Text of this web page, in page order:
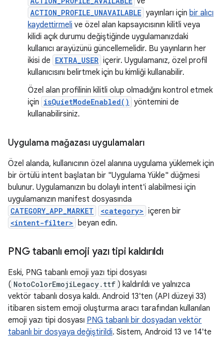
ACTION_PROFILE_UNAVAILABLE yayınları için bir alıcı
kaydettirmeli ve özel alan kapsayıcısının kilitli veya
kilidi açık durumu değiştiğinde uygulamanızdaki
kullanıcı arayüzünü güncellemelidir. Bu yayınların her
ikisi de EXTRA_USER içerir. Uygulamanız, özel profil
kullanıcısını belirtmek için bu kimliği kullanabilir.
Özel alan profilinin kilitli olup olmadığını kontrol etmek
için isQuietModeEnabled() yöntemini de
kullanabilirsiniz.
Uygulama mağazası uygulamaları
Özel alanda, kullanıcının özel alanına uygulama yüklemek için
bir örtülü intent başlatan bir "Uygulama Yükle" düğmesi
bulunur. Uygulamanızın bu dolaylı intent'i alabilmesi için
uygulamanızın manifest dosyasında
CATEGORY_APP_MARKET <category> içeren bir
<intent-filter> beyan edin.
PNG tabanlı emoji yazı tipi kaldırıldı
Eski, PNG tabanlı emoji yazı tipi dosyası
( NotoColorEmojiLegacy.ttf ) kaldırıldı ve yalnızca
vektör tabanlı dosya kaldı. Android 13'ten (API düzeyi 33)
itibaren sistem emoji oluşturma aracı tarafından kullanılan
emoji yazı tipi dosyası PNG tabanlı bir dosyadan vektör
tabanlı bir dosyaya değiştirildi. Sistem, Android 13 ve 14'te